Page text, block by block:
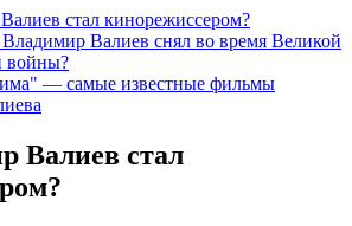
стал кинорежиссером?
Валиев снял во время Великой
войны?
— самые известные фильмы
Валиев стал